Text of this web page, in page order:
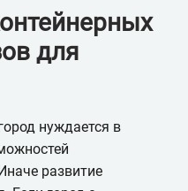
для
нуждается в
развитие